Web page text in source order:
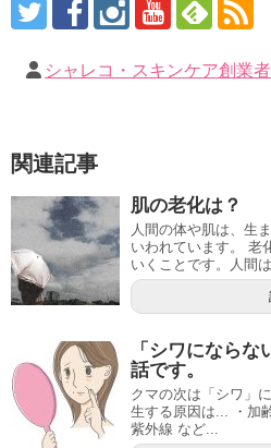
シャレコ・スキンケア創業
関連記事
肌の老化は？
人間の体や肌は、生
いわれています。 老
いくことです。人間
「シワになら
話です。
クマの次は「シワ」
生する原因は... ・加
紫外線 など...